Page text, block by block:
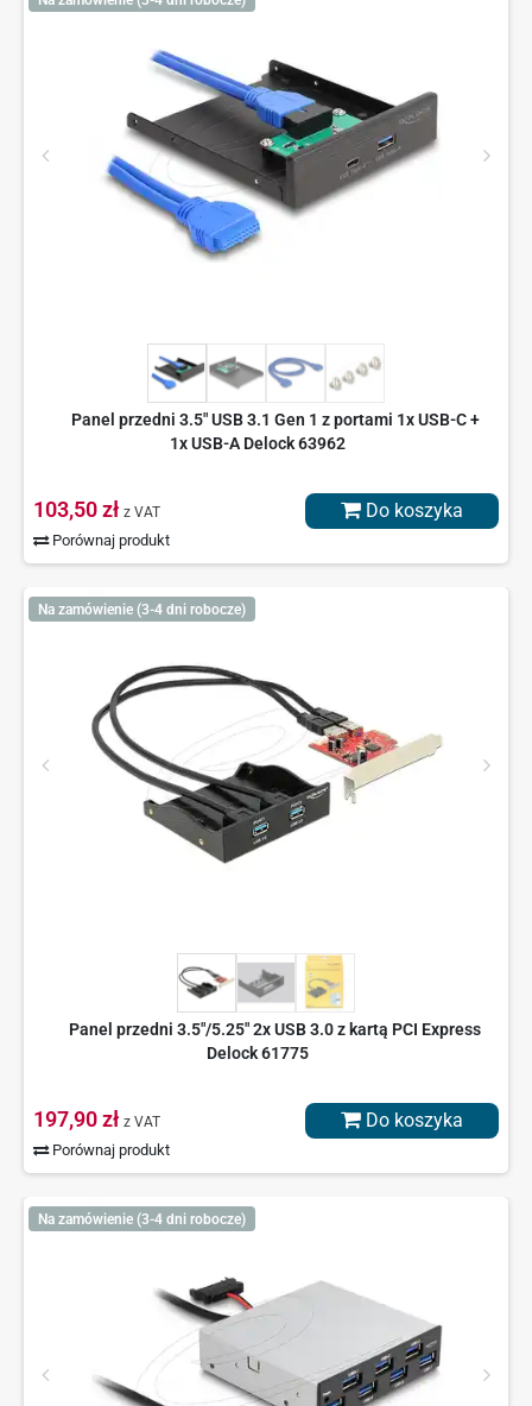
Panel przedni 3.5" USB 3.1 Gen 1 z portami 1x USB-C +
1x USB-A Delock 63962
103,50 zł z VAT
Porównaj produkt
Do koszyka
Na zamówienie (3-4 dni robocze)
Panel przedni 3.5"/5.25" 2x USB 3.0 z kartą PCI Express
Delock 61775
197,90 zł z VAT
Porównaj produkt
Do koszyka
Na zamówienie (3-4 dni robocze)